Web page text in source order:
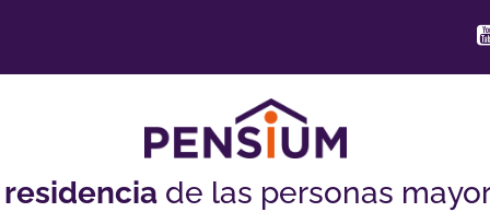
residencia de las personas